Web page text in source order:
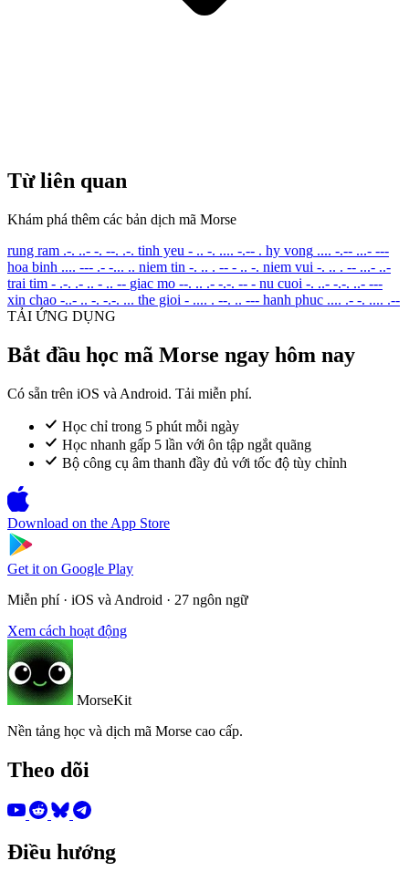
Từ liên quan
Khám phá thêm các bản dịch mã Morse
rung ram .-. ..- -. --. .-. tinh yeu - .. -. .... -.-- . hy vong .... -.-- ...- ---
hoa binh .... --- .- -... .. niem tin -. .. . -- - .. -. niem vui -. .. . -- ...- ..-
trai tim - .-. .- .. - .. -- giac mo --. .. .- -.-. -- - nu cuoi -. ..- -.-. ..- ---
xin chao -..- .. -. -.-. ... the gioi - .... . --. .. --- hanh phuc .... .- -. .... .--
TẢI ỨNG DỤNG
Bắt đầu học mã Morse ngay hôm nay
Có sẵn trên iOS và Android. Tải miễn phí.
Học chỉ trong 5 phút mỗi ngày
Học nhanh gấp 5 lần với ôn tập ngắt quãng
Bộ công cụ âm thanh đầy đủ với tốc độ tùy chỉnh
Download on the App Store
Get it on Google Play
Miễn phí · iOS và Android · 27 ngôn ngữ
Xem cách hoạt động
MorseKit
Nền tảng học và dịch mã Morse cao cấp.
Theo dõi
Điều hướng